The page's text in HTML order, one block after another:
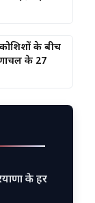
के बीच
के 27
के हर